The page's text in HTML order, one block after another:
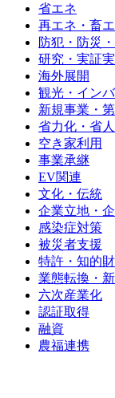
省エネ
再エネ・畜
防犯・防災
研究・実証
海外展開
観光・イン
新規事業・
省力化・省
空き家利用
事業承継
EV関連
文化・伝統
企業立地・
感染症対策
被災者支援
特許・知的
業態転換・
六次産業化
認証取得
融資
農福連携